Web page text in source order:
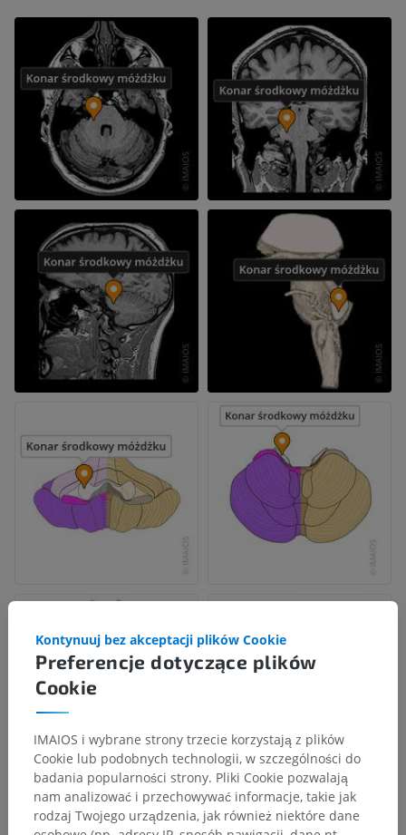
Preferencje dotyczące plików
Cookie
Kontynuuj bez akceptacji plików Cookie
IMAIOS i wybrane strony trzecie korzystają z plików
Cookie lub podobnych technologii, w szczególności do
badania popularności strony. Pliki Cookie pozwalają
nam analizować i przechowywać informacje, takie jak
rodzaj Twojego urządzenia, jak również niektóre dane